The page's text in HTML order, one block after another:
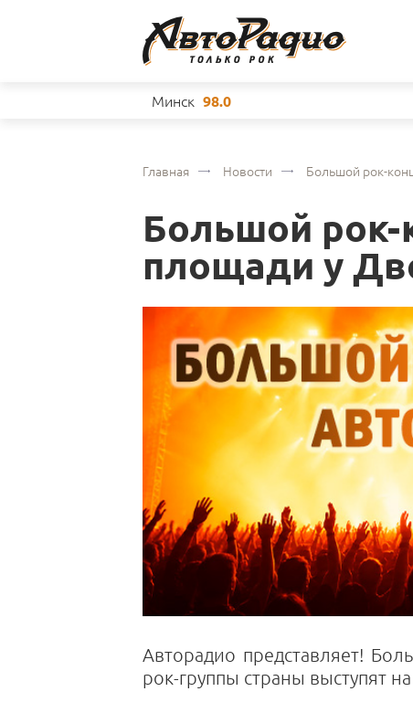
Минск 98.0
Главная Новости Большой рок-
Большой рок-
площади у
Авторадио представляет!
рок-группы страны выступят